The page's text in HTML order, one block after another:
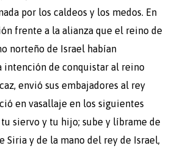
por los caldeos y los medos. En
frente a la alianza que el reino de
norteño de Israel habían
intención de conquistar al reino
envió sus embajadores al rey
en vasallaje en los siguientes
tu siervo y tu hijo; sube y líbrame de
Siria y de la mano del rey de Israel,